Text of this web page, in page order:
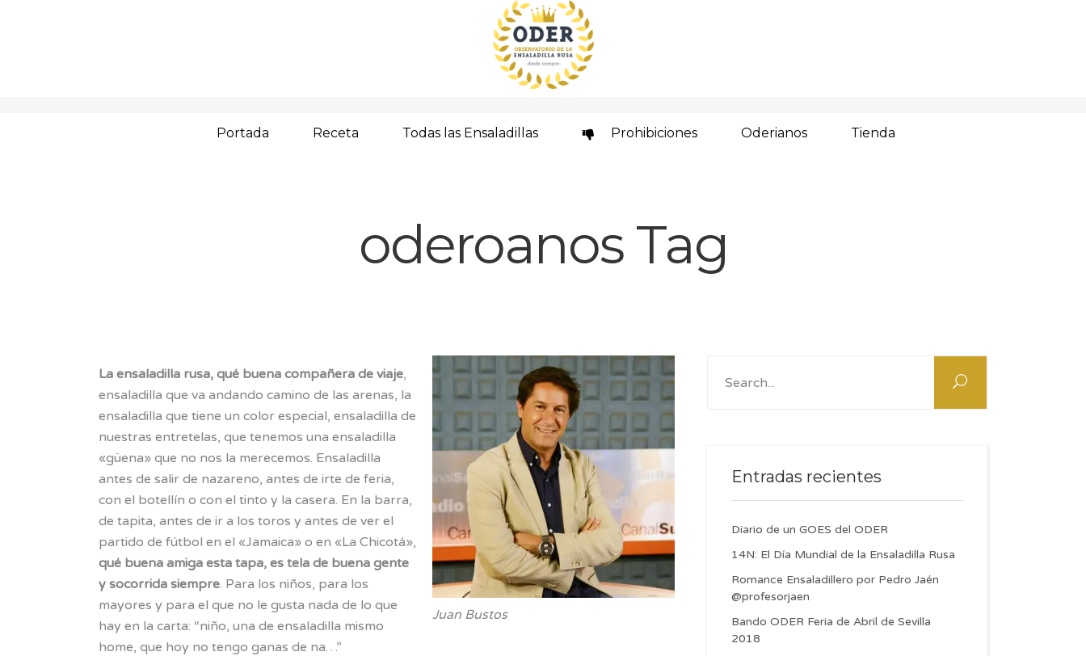
Portada Receta Todas las Ensaladillas Prohibiciones Oderianos Tienda
oderoanos Tag
Juan Bustos
La ensaladilla rusa, qué buena compañera de viaje,
ensaladilla que va andando camino de las arenas, la
ensaladilla que tiene un color especial, ensaladilla de
nuestras entretelas, que tenemos una ensaladilla
«güena» que no nos la merecemos. Ensaladilla
antes de salir de nazareno, antes de irte de feria,
con el botellín o con el tinto y la casera. En la barra,
de tapita, antes de ir a los toros y antes de ver el
partido de fútbol en el «Jamaica» o en «La Chicotá»,
qué buena amiga esta tapa, es tela de buena gente
y socorrida siempre. Para los niños, para los
mayores y para el que no le gusta nada de lo que
hay en la carta: “niño, una de ensaladilla mismo
home, que hoy no tengo ganas de na…”
Entradas recientes
Diario de un GOES del ODER
14N: El Día Mundial de la Ensaladilla Rusa
Romance Ensaladillero por Pedro Jaén
@profesorjaen
Bando ODER Feria de Abril de Sevilla
2018